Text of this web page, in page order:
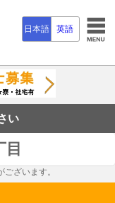
日本語 英語
い
ざいます。